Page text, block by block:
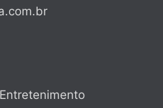
Entretenimento